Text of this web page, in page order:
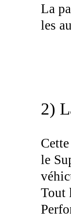
La
les
2)
le
Tout